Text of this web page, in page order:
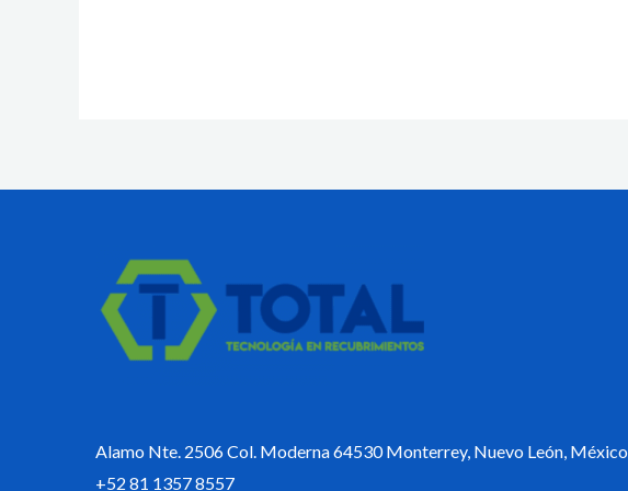
Alamo Nte. 2506 Col. Moderna 64530 Monterrey, Nuevo León, México
+52 81 1357 8557